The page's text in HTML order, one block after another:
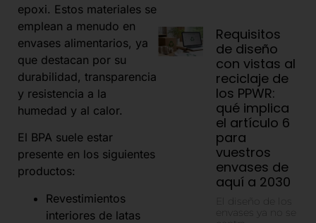
epoxi. Estos materiales se
emplean a menudo en
envases alimentarios, ya
que destacan por su
durabilidad, transparencia
y resistencia a la
humedad y al calor.
El BPA suele estar
presente en los siguientes
productos:
Revestimientos
interiores de latas
Requisitos
de diseño
con vistas al
reciclaje de
los PPWR:
qué implica
el artículo 6
para
vuestros
envases de
aquí a 2030
El diseño de los
envases ya no se